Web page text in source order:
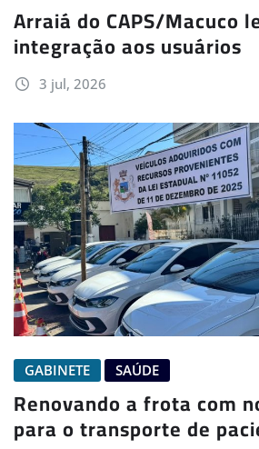
Arraiá do CAPS/Macuco
integração aos usuários
3 jul, 2026
GABINETE SAÚDE
Renovando a frota com
para o transporte de